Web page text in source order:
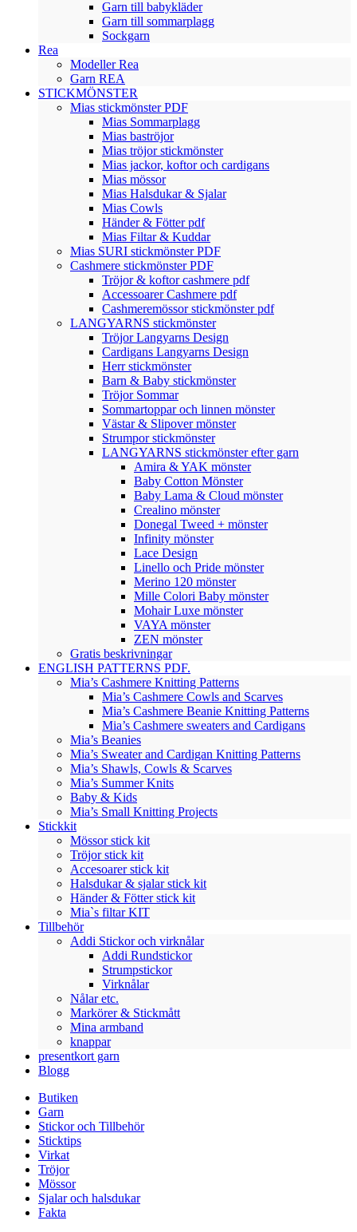
Garn till babykläder
Garn till sommarplagg
Sockgarn
Rea
Modeller Rea
Garn REA
STICKMÖNSTER
Mias stickmönster PDF
Mias Sommarplagg
Mias baströjor
Mias tröjor stickmönster
Mias jackor, koftor och cardigans
Mias mössor
Mias Halsdukar & Sjalar
Mias Cowls
Händer & Fötter pdf
Mias Filtar & Kuddar
Mias SURI stickmönster PDF
Cashmere stickmönster PDF
Tröjor & koftor cashmere pdf
Accessoarer Cashmere pdf
Cashmeremössor stickmönster pdf
LANGYARNS stickmönster
Tröjor Langyarns Design
Cardigans Langyarns Design
Herr stickmönster
Barn & Baby stickmönster
Tröjor Sommar
Sommartoppar och linnen mönster
Västar & Slipover mönster
Strumpor stickmönster
LANGYARNS stickmönster efter garn
Amira & YAK mönster
Baby Cotton Mönster
Baby Lama & Cloud mönster
Crealino mönster
Donegal Tweed + mönster
Infinity mönster
Lace Design
Linello och Pride mönster
Merino 120 mönster
Mille Colori Baby mönster
Mohair Luxe mönster
VAYA mönster
ZEN mönster
Gratis beskrivningar
ENGLISH PATTERNS PDF.
Mia’s Cashmere Knitting Patterns
Mia’s Cashmere Cowls and Scarves
Mia’s Cashmere Beanie Knitting Patterns
Mia’s Cashmere sweaters and Cardigans
Mia’s Beanies
Mia’s Sweater and Cardigan Knitting Patterns
Mia’s Shawls, Cowls & Scarves
Mia’s Summer Knits
Baby & Kids
Mia’s Small Knitting Projects
Stickkit
Mössor stick kit
Tröjor stick kit
Accesoarer stick kit
Halsdukar & sjalar stick kit
Händer & Fötter stick kit
Mia`s filtar KIT
Tillbehör
Addi Stickor och virknålar
Addi Rundstickor
Strumpstickor
Virknålar
Nålar etc.
Markörer & Stickmått
Mina armband
knappar
presentkort garn
Blogg
Butiken
Garn
Stickor och Tillbehör
Sticktips
Virkat
Tröjor
Mössor
Sjalar och halsdukar
Fakta